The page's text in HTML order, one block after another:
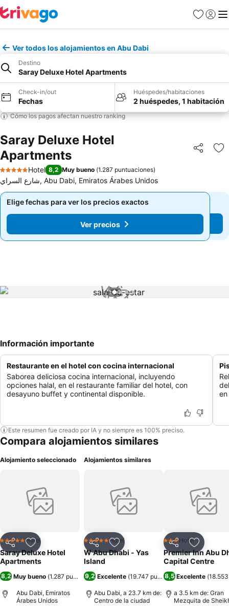
Favoritos
Iniciar
Ver todos los alojamientos en Abu Dabi
Destino
Saray Deluxe Hotel Apartments
Check-in/out
Fechas
Huéspedes/habitaciones
2 huéspedes, 1 habitación
Cómo los pagos afectan nuestro ranking
Saray Deluxe Hotel
Apartments
Compartir
5 Estrellas
Hotel 8,2 Muy bueno (1.287 puntuaciones)
شارع السراي, Abu Dabi, Emiratos Árabes Unidos
Elige fechas para ver los precios exactos
Ver precios
Elige fechas para ver los precios exactos
Ver precios
1 / 4
Información importante
Restaurante en el hotel con cocina internacional
Saborea deliciosa cocina internacional, incluyendo
opciones halal, en el restaurante familiar del hotel, con
desayuno buffet y continental disponible.
en
Este resumen fue creado por IA y no siempre es 100% preciso.
Compara alojamientos similares
Alojamiento seleccionado
CompartirAgregar a favoritos
5 EstrellasHotel
Saray Deluxe Hotel
Apartments
8,2 Muy bueno (1.287 puntuaciones)
Abu Dabi, Emiratos
Árabes Unidos
Alojamientos similares
CompartirAgregar a favoritos
5 EstrellasHotel
W Abu Dhabi - Yas
Island
9,2 Excelente (19.747 puntuaciones)
Abu Dabi, a 23.7 km de:
Centro de la ciudad
CompartirAgregar
3 Estrellas
Hotel
Premier Inn Abu
Capital Centre
8,5 Excelente (
a 3.5 km de: Gran
Mezquita de